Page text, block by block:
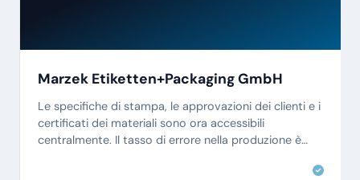
Marzek Etiketten+Packaging GmbH
Le specifiche di stampa, le approvazioni dei clienti e i
certificati dei materiali sono ora accessibili
centralmente. Il tasso di errore nella produzione è